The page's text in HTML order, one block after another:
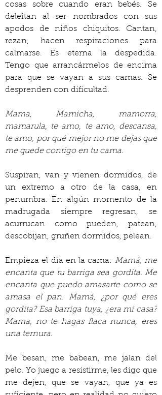
cosas sobre cuando eran bebés. Se
deleitan al ser nombrados con sus
apodos de niños chiquitos. Cantan,
rezan, hacen respiraciones para
calmarse. Es eterna la despedida.
Tengo que arrancármelos de encima
para que se vayan a sus camas. Se
desprenden con dificultad.
Mama, Mamicha, mamorra,
mamarula, te amo, te amo, descansa,
te amo, por qué mejor no me dejas que
me quede contigo en tu cama.
Suspiran, van y vienen dormidos, de
un extremo a otro de la casa, en
penumbra. En algún momento de la
madrugada siempre regresan, se
acurrucan como pueden, patean,
descobijan, gruñen dormidos, pelean.
Empieza el día en la cama: Mamá, me
encanta que tu barriga sea gordita. Me
encanta que puedo amasarte como se
amasa el pan. Mamá, ¿por qué eres
gordita? Esa barriga tuya, ¿era mi casa?
Mama, no te hagas flaca nunca, eres
una ternura.
Me besan, me babean, me jalan del
pelo. Yo juego a resistirme, les digo que
me dejen, que se vayan, que ya es